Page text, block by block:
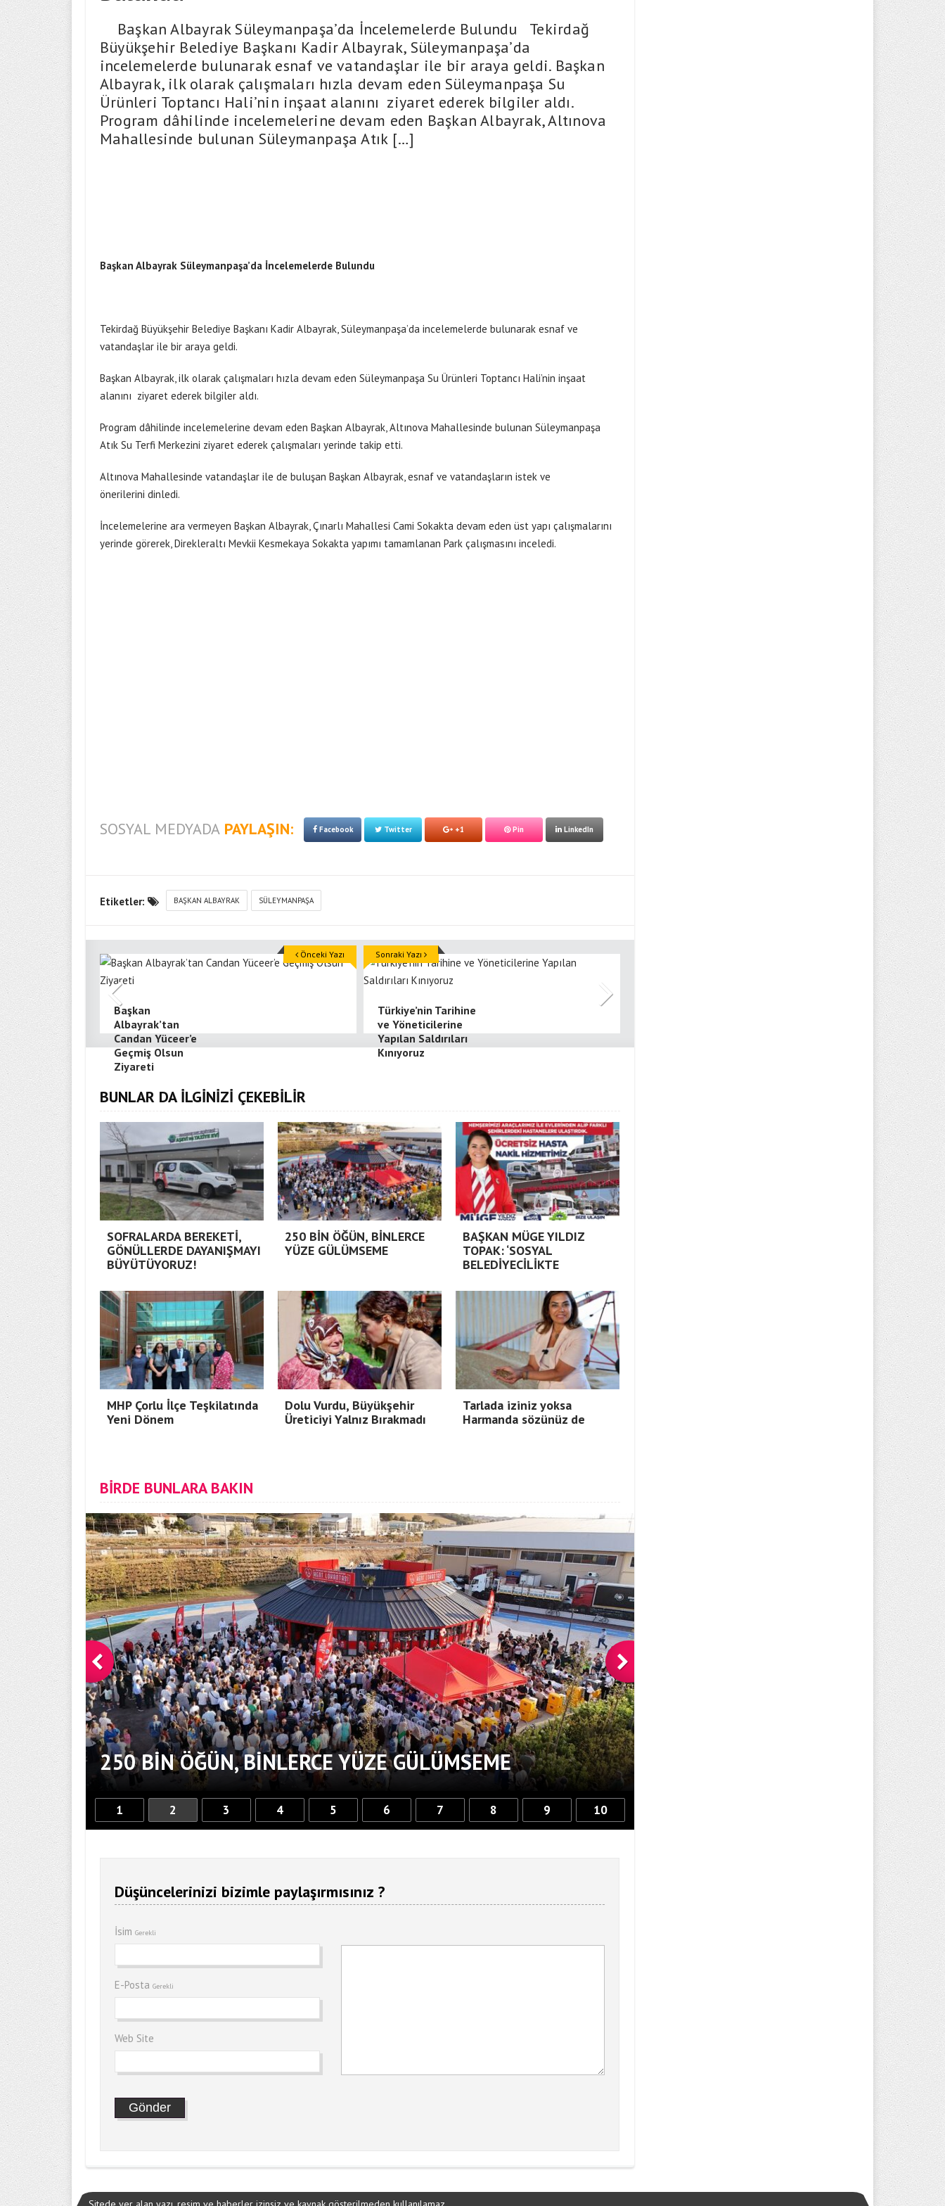
Başkan Albayrak Süleymanpaşa’da İncelemelerde Bulundu Tekirdağ
Büyükşehir Belediye Başkanı Kadir Albayrak, Süleymanpaşa’da
incelemelerde bulunarak esnaf ve vatandaşlar ile bir araya geldi. Başkan
Albayrak, ilk olarak çalışmaları hızla devam eden Süleymanpaşa Su
Ürünleri Toptancı Hali’nin inşaat alanını ziyaret ederek bilgiler aldı.
Program dâhilinde incelemelerine devam eden Başkan Albayrak, Altınova
Mahallesinde bulunan Süleymanpaşa Atık […]
Başkan Albayrak Süleymanpaşa’da İncelemelerde Bulundu
Tekirdağ Büyükşehir Belediye Başkanı Kadir Albayrak, Süleymanpaşa’da incelemelerde bulunarak esnaf ve
vatandaşlar ile bir araya geldi.
Başkan Albayrak, ilk olarak çalışmaları hızla devam eden Süleymanpaşa Su Ürünleri Toptancı Hali’nin inşaat
alanını ziyaret ederek bilgiler aldı.
Program dâhilinde incelemelerine devam eden Başkan Albayrak, Altınova Mahallesinde bulunan Süleymanpaşa
Atık Su Terfi Merkezini ziyaret ederek çalışmaları yerinde takip etti.
Altınova Mahallesinde vatandaşlar ile de buluşan Başkan Albayrak, esnaf ve vatandaşların istek ve
önerilerini dinledi.
İncelemelerine ara vermeyen Başkan Albayrak, Çınarlı Mahallesi Cami Sokakta devam eden üst yapı çalışmalarını
yerinde görerek, Direkleraltı Mevkii Kesmekaya Sokakta yapımı tamamlanan Park çalışmasını inceledi.
SOSYAL MEDYADA PAYLAŞIN: Facebook Twitter +1 Pin LinkedIn
Etiketler: BAŞKAN ALBAYRAK SÜLEYMANPAŞA
Başkan
Albayrak’tan
Candan Yüceer’e
Geçmiş Olsun
Ziyareti
Önceki Yazı
Türkiye’nin Tarihine
ve Yöneticilerine
Yapılan Saldırıları
Kınıyoruz
Sonraki Yazı
BUNLAR DA İLGİNİZİ ÇEKEBİLİR
SOFRALARDA BEREKETİ,
GÖNÜLLERDE DAYANIŞMAYI
BÜYÜTÜYORUZ!
250 BİN ÖĞÜN, BİNLERCE
YÜZE GÜLÜMSEME
BAŞKAN MÜGE YILDIZ
TOPAK: ‘SOSYAL
BELEDİYECİLİKTE
MHP Çorlu İlçe Teşkilatında
Yeni Dönem
Dolu Vurdu, Büyükşehir
Üreticiyi Yalnız Bırakmadı
Tarlada iziniz yoksa
Harmanda sözünüz de
BİRDE BUNLARA BAKIN
250 BİN ÖĞÜN, BİNLERCE YÜZE GÜLÜMSEME
BAŞKAN MÜGE YILDIZ TOPAK:
HİÇBİR HEMŞERİMİZİ YALNIZ
1 2 3 4 5 6 7 8 9 10
Düşüncelerinizi bizimle paylaşırmısınız ?
İsim Gerekli
E-Posta Gerekli
Web Site